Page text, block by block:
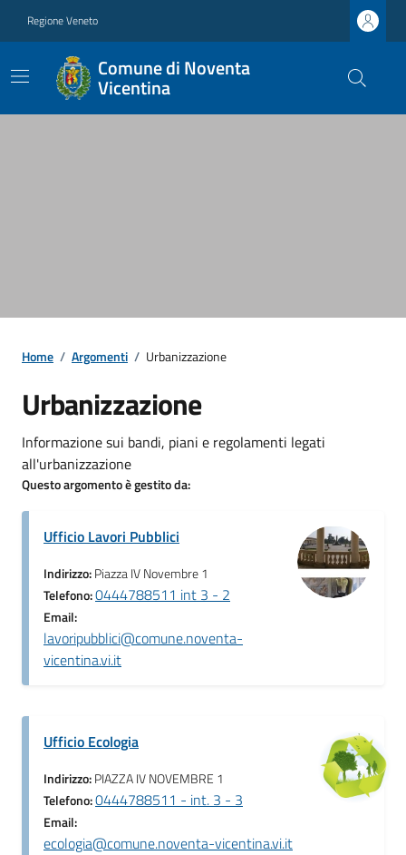
Regione Veneto
Comune di Noventa
Vicentina
Home / Argomenti / Urbanizzazione
Urbanizzazione
Informazione sui bandi, piani e regolamenti legati
all'urbanizzazione
Questo argomento è gestito da:
Ufficio Lavori Pubblici
Indirizzo:Piazza IV Novembre 1
Telefono:0444788511 int 3 - 2
Email:
lavoripubblici@comune.noventa-
vicentina.vi.it
Ufficio Ecologia
Indirizzo:PIAZZA IV NOVEMBRE 1
Telefono:0444788511 - int. 3 - 3
Email:
ecologia@comune.noventa-vicentina.vi.it